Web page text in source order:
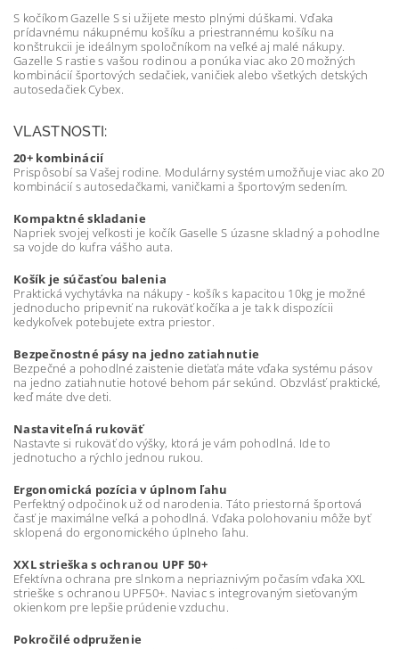
S kočíkom Gazelle S si užijete mesto plnými dúškami. Vďaka
prídavnému nákupnému košíku a priestrannému košíku na
konštrukcii je ideálnym spoločníkom na veľké aj malé nákupy.
Gazelle S rastie s vašou rodinou a ponúka viac ako 20 možných
kombinácií športových sedačiek, vaničiek alebo všetkých detských
autosedačiek Cybex.
VLASTNOSTI:
20+ kombinácií
Prispôsobí sa Vašej rodine. Modulárny systém umožňuje viac ako 20
kombinácií s autosedačkami, vaničkami a športovým sedením.
Kompaktné skladanie
Napriek svojej veľkosti je kočík Gaselle S úzasne skladný a pohodlne
sa vojde do kufra vášho auta.
Košík je súčasťou balenia
Praktická vychytávka na nákupy - košík s kapacitou 10kg je možné
jednoducho pripevniť na rukoväť kočíka a je tak k dispozícii
kedykoľvek potebujete extra priestor.
Bezpečnostné pásy na jedno zatiahnutie
Bezpečné a pohodlné zaistenie dieťaťa máte vďaka systému pásov
na jedno zatiahnutie hotové behom pár sekúnd. Obzvlásť praktické,
keď máte dve deti.
Nastaviteľná rukoväť
Nastavte si rukoväť do výšky, ktorá je vám pohodlná. Ide to
jednotucho a rýchlo jednou rukou.
Ergonomická pozícia v úplnom ľahu
Perfektný odpočinok už od narodenia. Táto priestorná športová
časť je maximálne veľká a pohodlná. Vďaka polohovaniu môže byť
sklopená do ergonomického úplneho ľahu.
XXL strieška s ochranou UPF 50+
Efektívna ochrana pre slnkom a nepriaznivým počasím vďaka XXL
strieške s ochranou UPF50+. Naviac s integrovaným sieťovaným
okienkom pre lepšie prúdenie vzduchu.
Pokročilé odpruženie